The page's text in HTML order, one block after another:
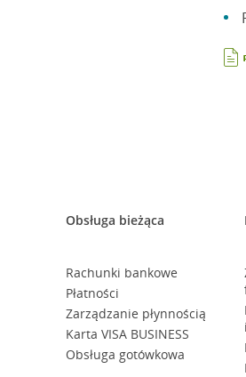
Obsługa bieżąca
Rachunki bankowe
Płatności
Zarządzanie płynnością
Karta VISA BUSINESS
Obsługa gotówkowa